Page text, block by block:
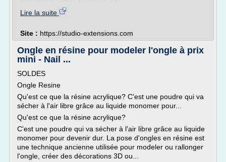
Lire la suite
Site : https://studio-extensions.com
Ongle en résine pour modeler l'ongle à prix
mini - Nail ...
SOLDES
Ongle Resine
Qu'est ce que la résine acrylique? C'est une poudre qui va
sécher à l'air libre grâce au liquide monomer pour...
Qu'est ce que la résine acrylique?
C'est une poudre qui va sécher à l'air libre grâce au liquide
monomer pour devenir dur. La pose d'ongles en résine est
une technique ancienne utilisée pour modeler ou rallonger
l'ongle, créer des décorations 3D ou...